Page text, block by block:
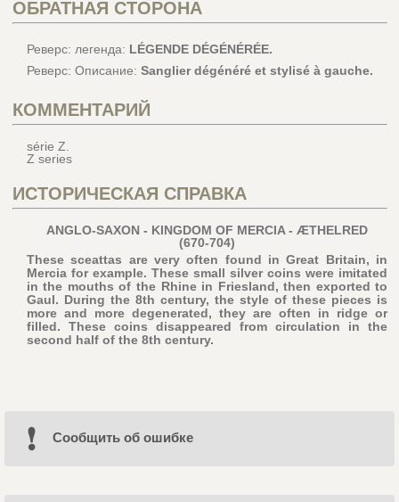
ОБРАТНАЯ СТОРОНА
Реверс: легенда: LÉGENDE DÉGÉNÉRÉE.
Реверс: Описание: Sanglier dégénéré et stylisé à gauche.
КОММЕНТАРИЙ
série Z.
Z series
ИСТОРИЧЕСКАЯ СПРАВКА
ANGLO-SAXON - KINGDOM OF MERCIA - ÆTHELRED
(670-704)
These sceattas are very often found in Great Britain, in
Mercia for example. These small silver coins were imitated
in the mouths of the Rhine in Friesland, then exported to
Gaul. During the 8th century, the style of these pieces is
more and more degenerated, they are often in ridge or
filled. These coins disappeared from circulation in the
second half of the 8th century.
Cообщить об ошибке